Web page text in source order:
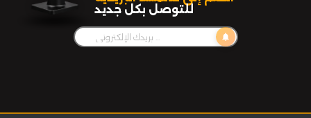
للتوصل بكل جديد
notifications